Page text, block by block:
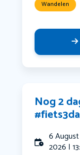
Wandelen
Nog 2
6
2026 |